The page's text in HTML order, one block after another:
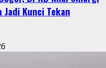
Kunci Tekan